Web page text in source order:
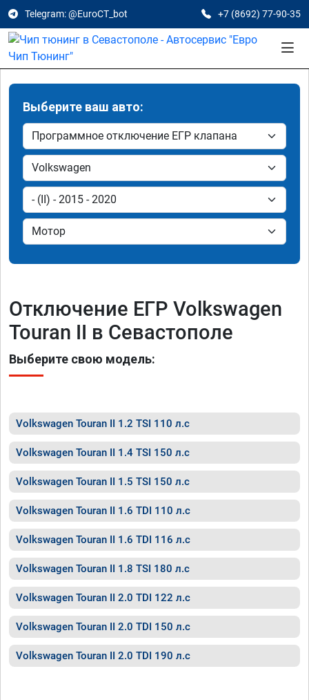
Telegram: @EuroCT_bot +7 (8692) 77-90-35
Выберите ваш авто:
Отключение ЕГР Volkswagen
Touran II в Севастополе
Выберите свою модель:
Volkswagen Touran II 1.2 TSI 110 л.с
Volkswagen Touran II 1.4 TSI 150 л.с
Volkswagen Touran II 1.5 TSI 150 л.с
Volkswagen Touran II 1.6 TDI 110 л.с
Volkswagen Touran II 1.6 TDI 116 л.с
Volkswagen Touran II 1.8 TSI 180 л.с
Volkswagen Touran II 2.0 TDI 122 л.с
Volkswagen Touran II 2.0 TDI 150 л.с
Volkswagen Touran II 2.0 TDI 190 л.с